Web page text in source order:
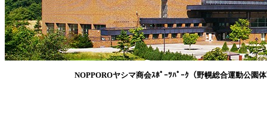
NOPPOROヤシマ商会ｽﾎﾟｰﾂﾊﾟｰｸ（野幌総合運動公園体育